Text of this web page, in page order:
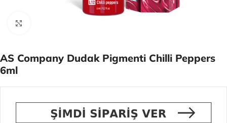
AS Company Dudak Pigmenti Chilli Peppers
6ml